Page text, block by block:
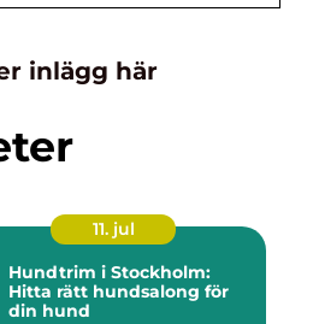
inlägg här
11. jul
Hundtrim i Stockholm:
Hitta rätt hundsalong för
din hund